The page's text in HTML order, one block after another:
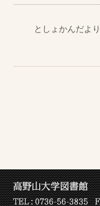
としょかんだより